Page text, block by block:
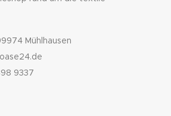
Mühlhausen
9337